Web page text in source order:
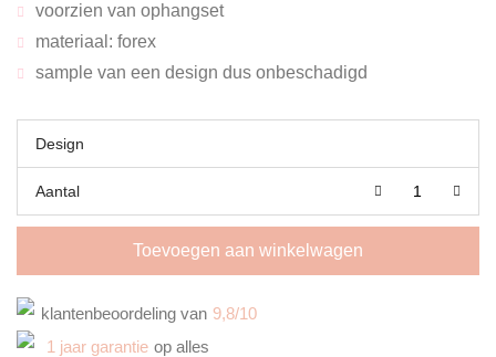
voorzien van ophangset
materiaal: forex
sample van een design dus onbeschadigd
Design
Aantal
Toevoegen aan winkelwagen
klantenbeoordeling van 9,8/10
1 jaar garantie op alles